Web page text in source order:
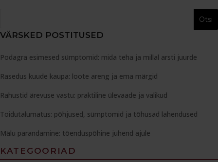
VÄRSKED POSTITUSED
Podagra esimesed sümptomid: mida teha ja millal arsti juurde
Rasedus kuude kaupa: loote areng ja ema märgid
Rahustid ärevuse vastu: praktiline ülevaade ja valikud
Toidutalumatus: põhjused, sümptomid ja tõhusad lahendused
Mälu parandamine: tõenduspõhine juhend ajule
KATEGOORIAD